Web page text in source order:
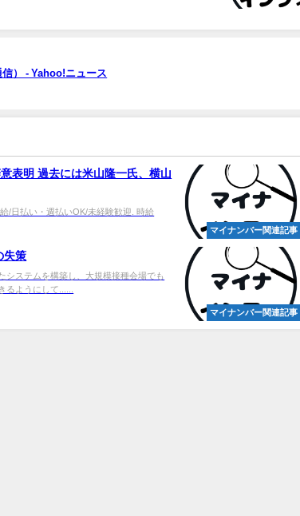
） - Yahoo!ニュース
表明 過去には米山隆一氏、横山
/日払い・週払いOK/未経験歓迎. 時給
マイナンバー関連記事
失策
システムを構築し、大規模接種会場でも
るようにして......
マイナンバー関連記事